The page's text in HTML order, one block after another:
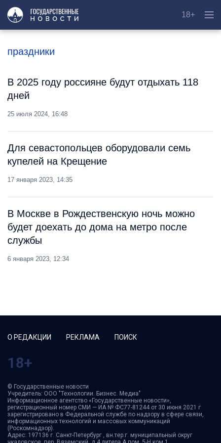
18+
праздники
В 2025 году россияне будут отдыхать 118
дней
25 июля 2024, 16:48
Для севастопольцев оборудовали семь
купелей на Крещение
17 января 2023, 14:35
В Москве в Рождественскую ночь можно
будет доехать до дома на метро после
службы
6 января 2023, 12:34
О РЕДАКЦИИ РЕКЛАМА ПОИСК
18+
© Государственные новости
Учредитель: ООО "Технологии. Бизнес. Медиа"
Информационное агентство «Государственные новости»,
регистрационный номер СМИ — ИА № ФС77-81244 от 30 июня 2021 г
зарегистрировано в Федеральной службе по надзору в сфере связи,
информационных технологий и массовых коммуникаций
(Роскомнадзор).
Адрес: 197136 г. Санкт-Петербург , вн.тер.г. муниципальный округ